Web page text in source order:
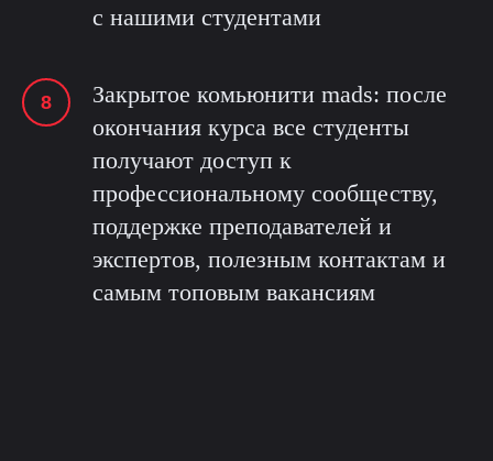
с нашими студентами
Закрытое комьюнити mads: после
окончания курса все студенты
получают доступ к
профессиональному сообществу,
поддержке преподавателей и
экспертов, полезным контактам и
самым топовым вакансиям